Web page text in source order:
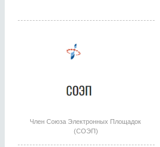
Член Союза Электронных Площадок
(СОЭП)